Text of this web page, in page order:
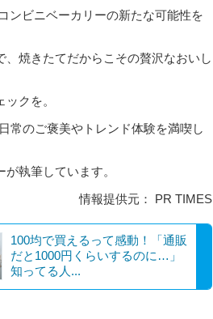
ンビニベーカリーの新たな可能性を
焼きたてだからこその贅沢なおいし
クを。
常のご褒美やトレンド体験を満喫し
執筆しています。
情報提供元： PR TIMES
100均で買えるって感動！「通販
だと1000円くらいするのに…」
知ってる人...